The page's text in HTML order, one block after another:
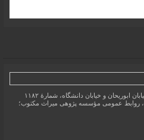
تهران، خیابان انقلاب اسلامی، بین خیابان ابوریحان و خیابان دانشگاه، شمارۀ ۱۱۸۲
(ساختمان فروردین)، طبقۀ دوم، واحد ۸ ، روابط عمومی مؤسسه پژوهی میراث مکتوب؛